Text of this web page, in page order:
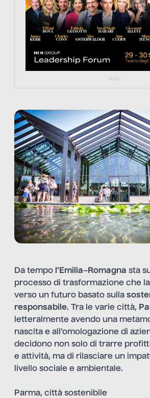
Adv
Da tempo l’Emilia–Romagna sta
processo di trasformazione che
verso un futuro basato sulla
responsabile. Tra le varie città,
letteralmente avendo una
nascita e all’omologazione di
decidono non solo di trarre
e attività, ma di rilasciare un
livello sociale e ambientale.
Parma, città sostenibile